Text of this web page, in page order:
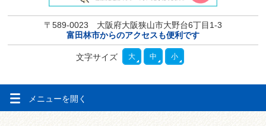
〒589-0023 大阪府大阪狭山市大野台6丁目1-3
富田林市からのアクセスも便利です
文字サイズ 大 中 小
メニューを開く